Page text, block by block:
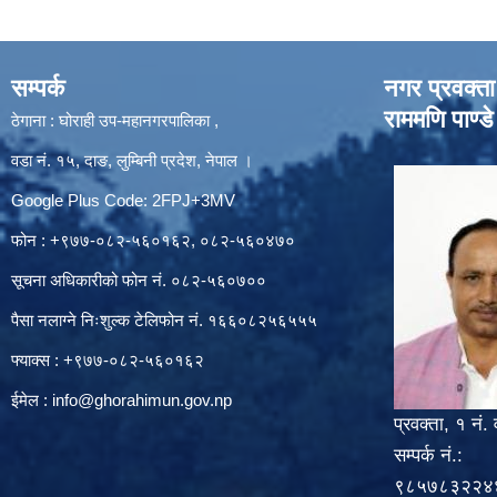
सम्पर्क
ठेगाना : घोराही उप-महानगरपालिका ,
वडा नं. १५, दाङ, लुम्बिनी प्रदेश, नेपाल ।
Google Plus Code: 2FPJ+3MV
फोन : +९७७-०८२-५६०१६२, ०८२-५६०४७०
सूचना अधिकारीको फोन नं. ०८२-५६०७००
पैसा नलाग्ने निःशुल्क टेलिफोन नं. १६६०८२५६५५५
फ्याक्स : +९७७-०८२-५६०१६२
ईमेल : info@ghorahimun.gov.np
नगर प्रवक्ता
राममणि पाण्डे
प्रवक्ता, १ नं.
सम्पर्क नं.: